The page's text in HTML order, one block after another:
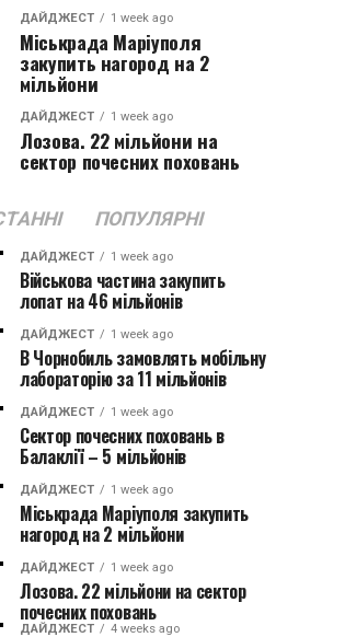
ДАЙДЖЕСТ 1 week ago
Міськрада Маріуполя
закупить нагород на 2
мільйони
ДАЙДЖЕСТ 1 week ago
Лозова. 22 мільйони на
сектор почесних поховань
ПОПУЛЯРНІ
ДАЙДЖЕСТ 1 week ago
Військова частина закупить
лопат на 46 мільйонів
ДАЙДЖЕСТ 1 week ago
В Чорнобиль замовлять мобільну
лабораторію за 11 мільйонів
ДАЙДЖЕСТ 1 week ago
Сектор почесних поховань в
Балаклії – 5 мільйонів
ДАЙДЖЕСТ 1 week ago
Міськрада Маріуполя закупить
нагород на 2 мільйони
ДАЙДЖЕСТ 1 week ago
Лозова. 22 мільйони на сектор
почесних поховань
ДАЙДЖЕСТ 4 weeks ago